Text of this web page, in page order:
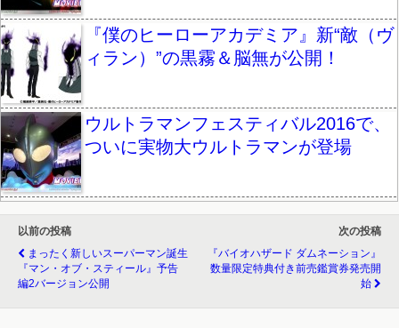
『僕のヒーローアカデミア』新“敵（ヴ
ィラン）”の黒霧＆脳無が公開！
ウルトラマンフェスティバル2016で、
ついに実物大ウルトラマンが登場
以前の投稿
まったく新しいスーパーマン誕生
『マン・オブ・スティール』予告
編2バージョン公開
次の投稿
『バイオハザード ダムネーション』
数量限定特典付き前売鑑賞券発売開
始